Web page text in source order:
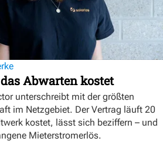
Abwarten kostet
unterschreibt mit der größten
im Netzgebiet. Der Vertrag läuft 20
kostet, lässt sich beziffern – und
Mieterstromerlös.